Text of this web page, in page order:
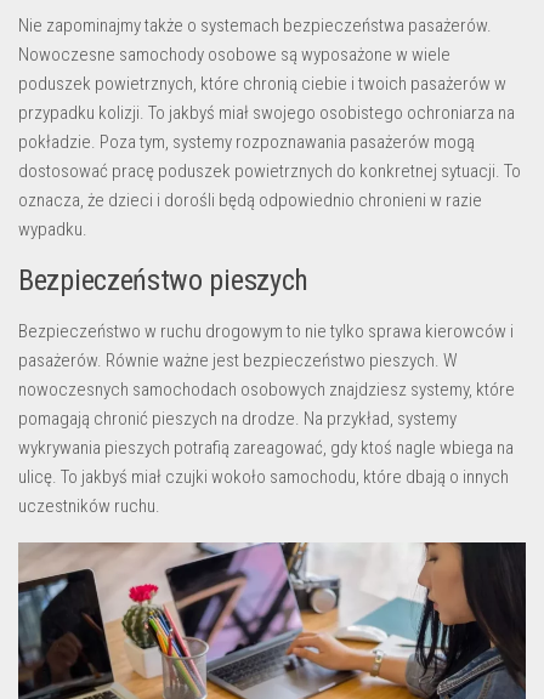
Nie zapominajmy także o systemach bezpieczeństwa pasażerów.
Nowoczesne samochody osobowe są wyposażone w wiele
poduszek powietrznych, które chronią ciebie i twoich pasażerów w
przypadku kolizji. To jakbyś miał swojego osobistego ochroniarza na
pokładzie. Poza tym, systemy rozpoznawania pasażerów mogą
dostosować pracę poduszek powietrznych do konkretnej sytuacji. To
oznacza, że dzieci i dorośli będą odpowiednio chronieni w razie
wypadku.
Bezpieczeństwo pieszych
Bezpieczeństwo w ruchu drogowym to nie tylko sprawa kierowców i
pasażerów. Równie ważne jest bezpieczeństwo pieszych. W
nowoczesnych samochodach osobowych znajdziesz systemy, które
pomagają chronić pieszych na drodze. Na przykład, systemy
wykrywania pieszych potrafią zareagować, gdy ktoś nagle wbiega na
ulicę. To jakbyś miał czujki wokoło samochodu, które dbają o innych
uczestników ruchu.